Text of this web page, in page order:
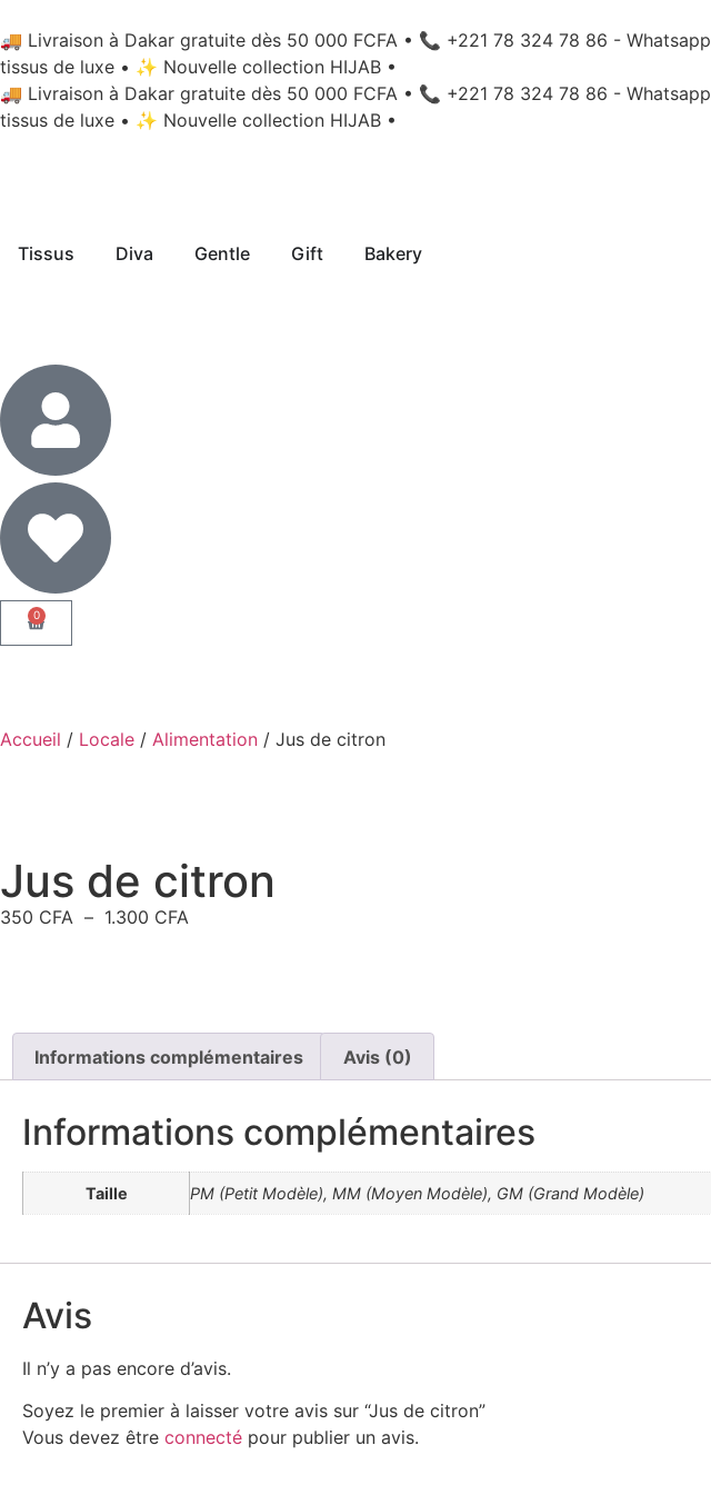
🚚 Livraison à Dakar gratuite dès 50 000 FCFA • 📞 +221 78 324 78 86 - Whatsapp
tissus de luxe • ✨ Nouvelle collection HIJAB •
🚚 Livraison à Dakar gratuite dès 50 000 FCFA • 📞 +221 78 324 78 86 - Whatsapp
tissus de luxe • ✨ Nouvelle collection HIJAB •
Tissus Diva Gentle Gift Bakery
0
Accueil / Locale / Alimentation / Jus de citron
Jus de citron
350 CFA – 1.300 CFA
Informations complémentaires Avis (0)
Informations complémentaires
Taille PM (Petit Modèle), MM (Moyen Modèle), GM (Grand Modèle)
Avis
Il n’y a pas encore d’avis.
Soyez le premier à laisser votre avis sur “Jus de citron”
Vous devez être connecté pour publier un avis.